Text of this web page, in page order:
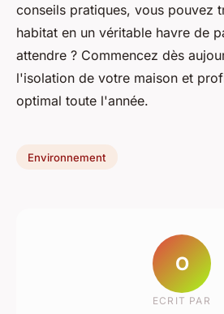
conseils pratiques, vous pouvez
habitat en un véritable havre de
attendre ? Commencez dès
l'isolation de votre maison et
optimal toute l'année.
Environnement
O
ECRIT PAR